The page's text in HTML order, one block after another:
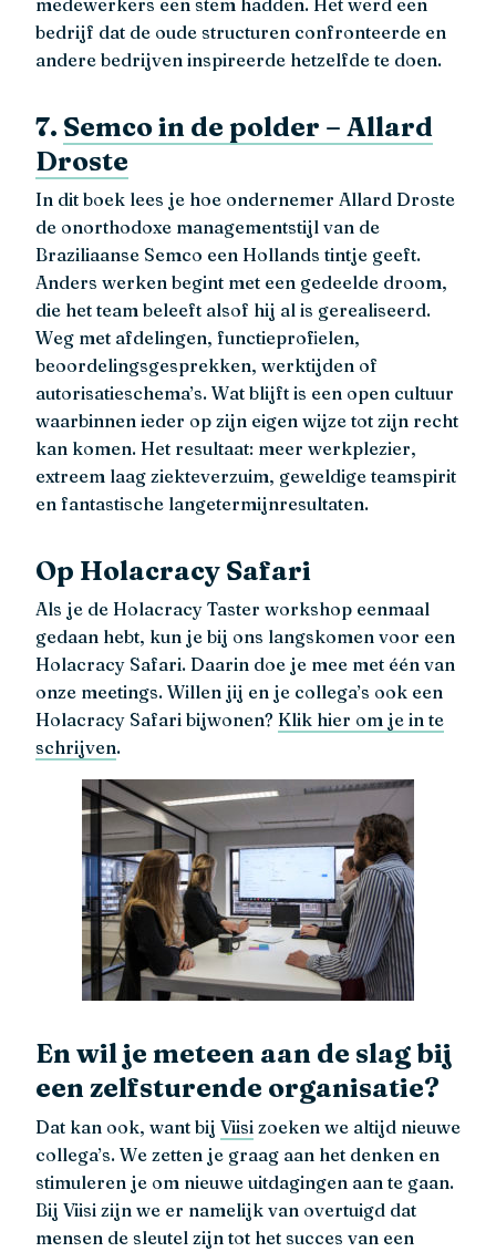
medewerkers een stem hadden. Het werd een
bedrijf dat de oude structuren confronteerde en
andere bedrijven inspireerde hetzelfde te doen.
7. Semco in de polder – Allard
Droste
In dit boek lees je hoe ondernemer Allard Droste
de onorthodoxe managementstijl van de
Braziliaanse Semco een Hollands tintje geeft.
Anders werken begint met een gedeelde droom,
die het team beleeft alsof hij al is gerealiseerd.
Weg met afdelingen, functieprofielen,
beoordelingsgesprekken, werktijden of
autorisatieschema’s. Wat blijft is een open cultuur
waarbinnen ieder op zijn eigen wijze tot zijn recht
kan komen. Het resultaat: meer werkplezier,
extreem laag ziekteverzuim, geweldige teamspirit
en fantastische langetermijnresultaten.
Op Holacracy Safari
Als je de Holacracy Taster workshop eenmaal
gedaan hebt, kun je bij ons langskomen voor een
Holacracy Safari. Daarin doe je mee met één van
onze meetings. Willen jij en je collega’s ook een
Holacracy Safari bijwonen? Klik hier om je in te
schrijven.
En wil je meteen aan de slag bij
een zelfsturende organisatie?
Dat kan ook, want bij Viisi zoeken we altijd nieuwe
collega’s. We zetten je graag aan het denken en
stimuleren je om nieuwe uitdagingen aan te gaan.
Bij Viisi zijn we er namelijk van overtuigd dat
mensen de sleutel zijn tot het succes van een